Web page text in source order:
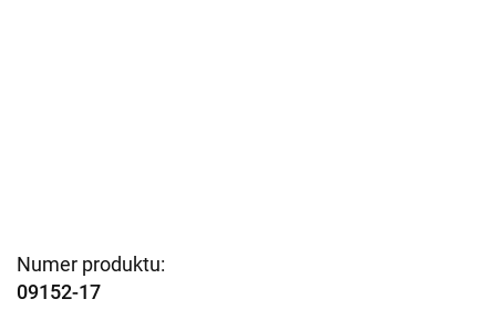
Numer produktu:
09152-17